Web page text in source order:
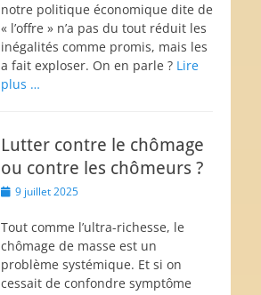
notre politique économique dite de
« l’offre » n’a pas du tout réduit les
inégalités comme promis, mais les
a fait exploser. On en parle ? Lire
plus …
Lutter contre le chômage
ou contre les chômeurs ?
Posted9 juillet 2025
Tout comme l’ultra-richesse, le
chômage de masse est un
problème systémique. Et si on
cessait de confondre symptôme